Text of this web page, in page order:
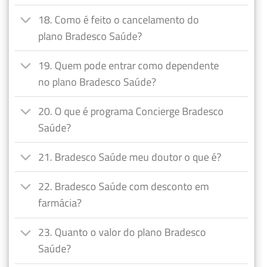
18. Como é feito o cancelamento do
plano Bradesco Saúde?
19. Quem pode entrar como dependente
no plano Bradesco Saúde?
20. O que é programa Concierge Bradesco
Saúde?
21. Bradesco Saúde meu doutor o que é?
22. Bradesco Saúde com desconto em
farmácia?
23. Quanto o valor do plano Bradesco
Saúde?